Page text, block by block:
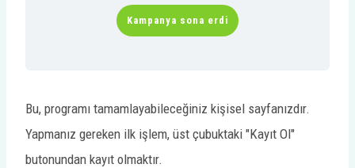
Kampanya sona erdi
Bu, programı tamamlayabileceğiniz kişisel sayfanızdır.
Yapmanız gereken ilk işlem, üst çubuktaki "Kayıt Ol"
butonundan kayıt olmaktır.